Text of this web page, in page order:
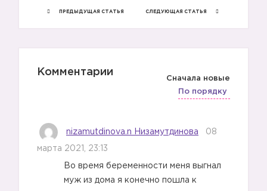
ПРЕДЫДУЩАЯ СТАТЬЯ СЛЕДУЮЩАЯ СТАТЬЯ
Комментарии
Сначала новые
По порядку
nizamutdinova.n Низамутдинова 08
марта 2021, 23:13
Во время беременности меня выгнал
муж из дома я конечно пошла к